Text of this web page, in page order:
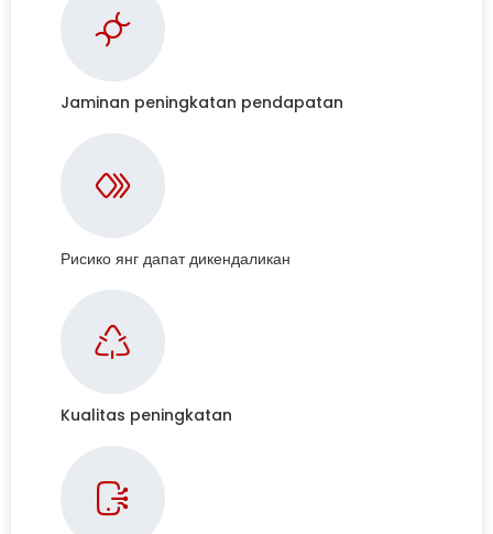
Jaminan peningkatan pendapatan
Рисико янг дапат дикендаликан
Kualitas peningkatan